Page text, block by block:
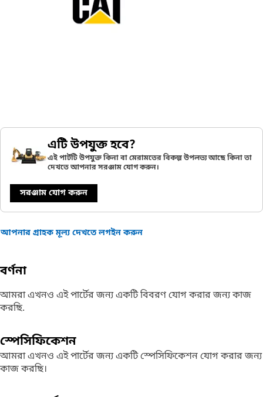
এটি উপযুক্ত হবে?
এই পার্টটি উপযুক্ত কিনা বা মেরামতের বিকল্প উপলভ্য আছে কিনা তা
দেখতে আপনার সরঞ্জাম যোগ করুন।
সরঞ্জাম যোগ করুন
আপনার গ্রাহক মূল্য দেখতে লগইন করুন
বর্ণনা
আমরা এখনও এই পার্টের জন্য একটি বিবরণ যোগ করার জন্য কাজ
করছি.
স্পেসিফিকেশন
আমরা এখনও এই পার্টের জন্য একটি স্পেসিফিকেশন যোগ করার জন্য
কাজ করছি।